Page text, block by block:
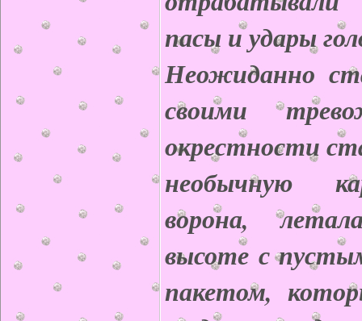
пасы и удары
Неожиданно
своими
окрестности
необычную
ворона,
высоте с
пакетом,